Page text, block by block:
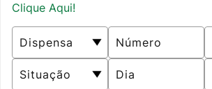
Clique Aqui!